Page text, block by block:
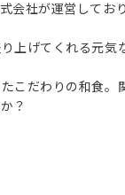
会社が運営してお
上げてくれる元気
こだわりの和食
？